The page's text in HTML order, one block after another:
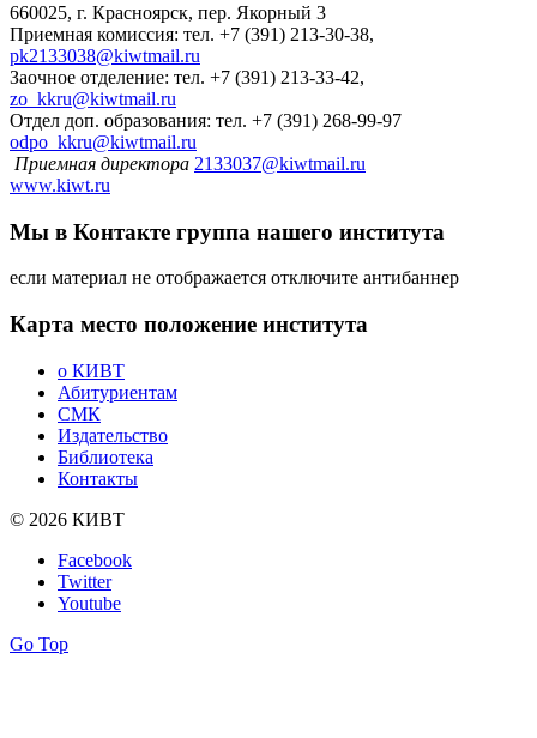
660025, г. Красноярск, пер. Якорный 3
Приемная комиссия: тел. +7 (391) 213-30-38,
pk2133038@kiwtmail.ru
Заочное отделение: тел. +7 (391) 213-33-42,
zo_kkru@kiwtmail.ru
Отдел доп. образования: тел. +7 (391) 268-99-97
odpo_kkru@kiwtmail.ru
Приемная директора 2133037@kiwtmail.ru
www.kiwt.ru
Мы в Контакте группа нашего института
если материал не отображается отключите антибаннер
Карта место положение института
о КИВТ
Абитуриентам
СМК
Издательство
Библиотека
Контакты
© 2026 КИВТ
Facebook
Twitter
Youtube
Go Top